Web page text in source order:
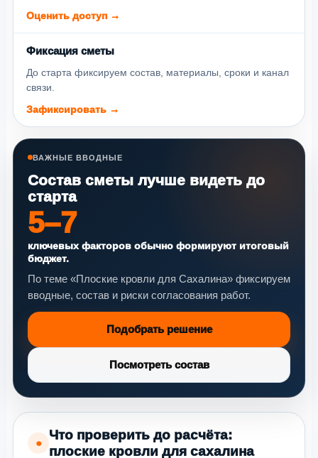
Оценить доступ →
Фиксация сметы
До старта фиксируем состав, материалы, сроки и канал
связи.
Зафиксировать →
ВАЖНЫЕ ВВОДНЫЕ
Состав сметы лучше видеть до
старта
5–7
ключевых факторов обычно формируют итоговый
бюджет.
По теме «Плоские кровли для Сахалина» фиксируем
вводные, состав и риски согласования работ.
Подобрать решение
Посмотреть состав
●
Что проверить до расчёта:
плоские кровли для сахалина